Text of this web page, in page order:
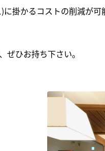
掛かるコストの削減が
ぜひお持ち下さい｡